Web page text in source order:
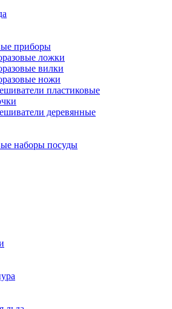
приборы
ложки
вилки
ножи
пластиковые
деревянные
наборы посуды